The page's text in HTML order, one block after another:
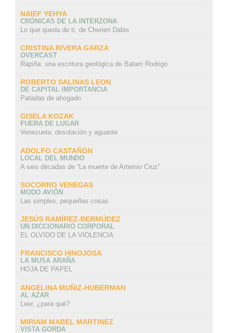
NAIEF YEHYA
CRÓNICAS DE LA INTERZONA
Lo que queda de ti, de Cherien Dabis
CRISTINA RIVERA GARZA
OVERCAST
Rapiña: una escritura geológica de Balam Rodrigo
ROBERTO SALINAS LEON
DE CAPITAL IMPORTANCIA
Patadas de ahogado
GISELA KOZAK
FUERA DE LUGAR
Venezuela: desolación y aguante
ADOLFO CASTAÑÓN
LOCAL DEL MUNDO
A seis décadas de “La muerte de Artemio Cruz”
SOCORRO VENEGAS
MODO AVIÓN
Las simples, pequeñas cosas
JESÚS RAMÍREZ-BERMÚDEZ
UN DICCIONARIO CORPORAL
EL OLVIDO DE LA VIOLENCIA
FRANCISCO HINOJOSA
LA MUSA ARAÑA
HOJA DE PAPEL
ANGELINA MUÑIZ-HUBERMAN
AL AZAR
Leer, ¿para qué?
MIRIAM MABEL MARTINEZ
VISTA GORDA